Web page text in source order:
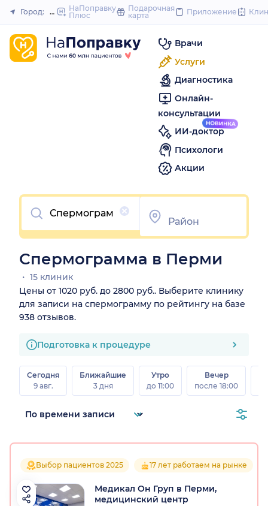
to
Закрыть
Город: ПермьНаПоправку
Плюс
Подарочная
карта
Приложение
Врачи
Услуги
Диагностика
Онлайн-
консультации
ИИ-доктор
Психологи
Акции
Очистить
Спермограмма в Перми
15 клиник
Цены от 1020 руб. до 2800 руб.. Выберите клинику
для записи на спермограмму по рейтингу на базе
938 отзывов.
Подготовка к процедуре
Сегодня
9 авг.
Ближайшие
3 дня
Утро
до 11:00
Вечер
после 18:00
Выбор пациентов 2025 17 лет работаем на рынке
Медикал Он Груп в Перми,
медицинский центр